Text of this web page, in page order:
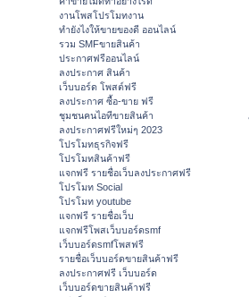
งานโพสโปรโมทงาน
ทํายังไงให้ขายของดี ออนไลน์
รวม SMFขายสินค้า
ประกาศฟรีออนไลน์
ลงประกาศ สินค้า
เว็บบอร์ด โพสต์ฟรี
ลงประกาศ ซื้อ-ขาย ฟรี
ชุมชนคนไอทีขายสินค้า
ลงประกาศฟรีใหม่ๆ 2023
โปรโมทธุรกิจฟรี
โปรโมทสินค้าฟรี
แจกฟรี รายชื่อเว็บลงประกาศฟรี
โปรโมท Social
โปรโมท youtube
แจกฟรี รายชื่อเว็บ
แจกฟรีโพสเว็บบอร์ดsmf
เว็บบอร์ดsmfโพสฟรี
รายชื่อเว็บบอร์ดขายสินค้าฟรี
ลงประกาศฟรี เว็บบอร์ด
เว็บบอร์ดขายสินค้าฟรี